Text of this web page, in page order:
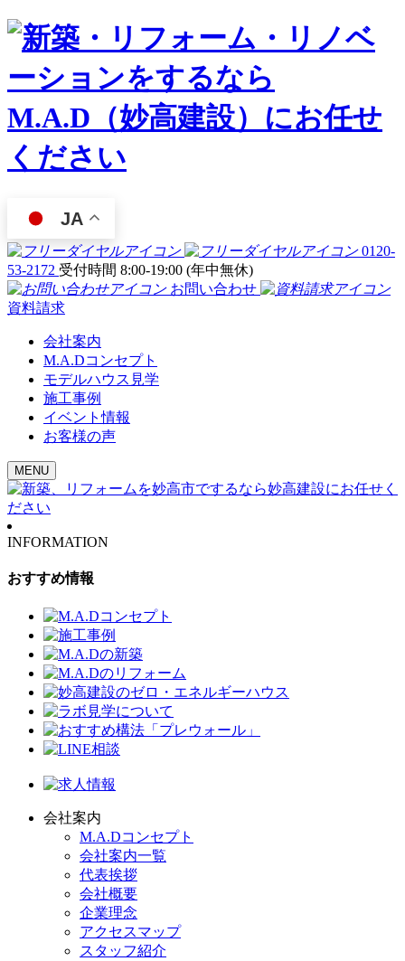
JA
0120-
53-2172 受付時間 8:00-19:00 (年中無休)
お問い合わせ
資料請求
会社案内
M.A.Dコンセプト
モデルハウス見学
施工事例
イベント情報
お客様の声
MENU
INFORMATION
おすすめ情報
会社案内
M.A.Dコンセプト
会社案内一覧
代表挨拶
会社概要
企業理念
アクセスマップ
スタッフ紹介